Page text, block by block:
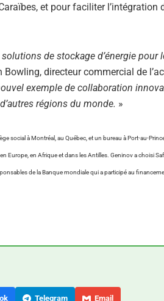
et pour faciliter
de stockage d’énergie pour
Bowling, directeur commercial de
exemple de collaboration
régions du monde. »
social à Montréal, au Québec, et un bureau à Port-au-
Europe, en Afrique et dans les Antilles. Geninov a choisi
de la Banque mondiale qui a participé au
Telegram Email